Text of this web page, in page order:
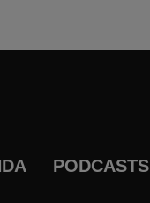
PODCASTS